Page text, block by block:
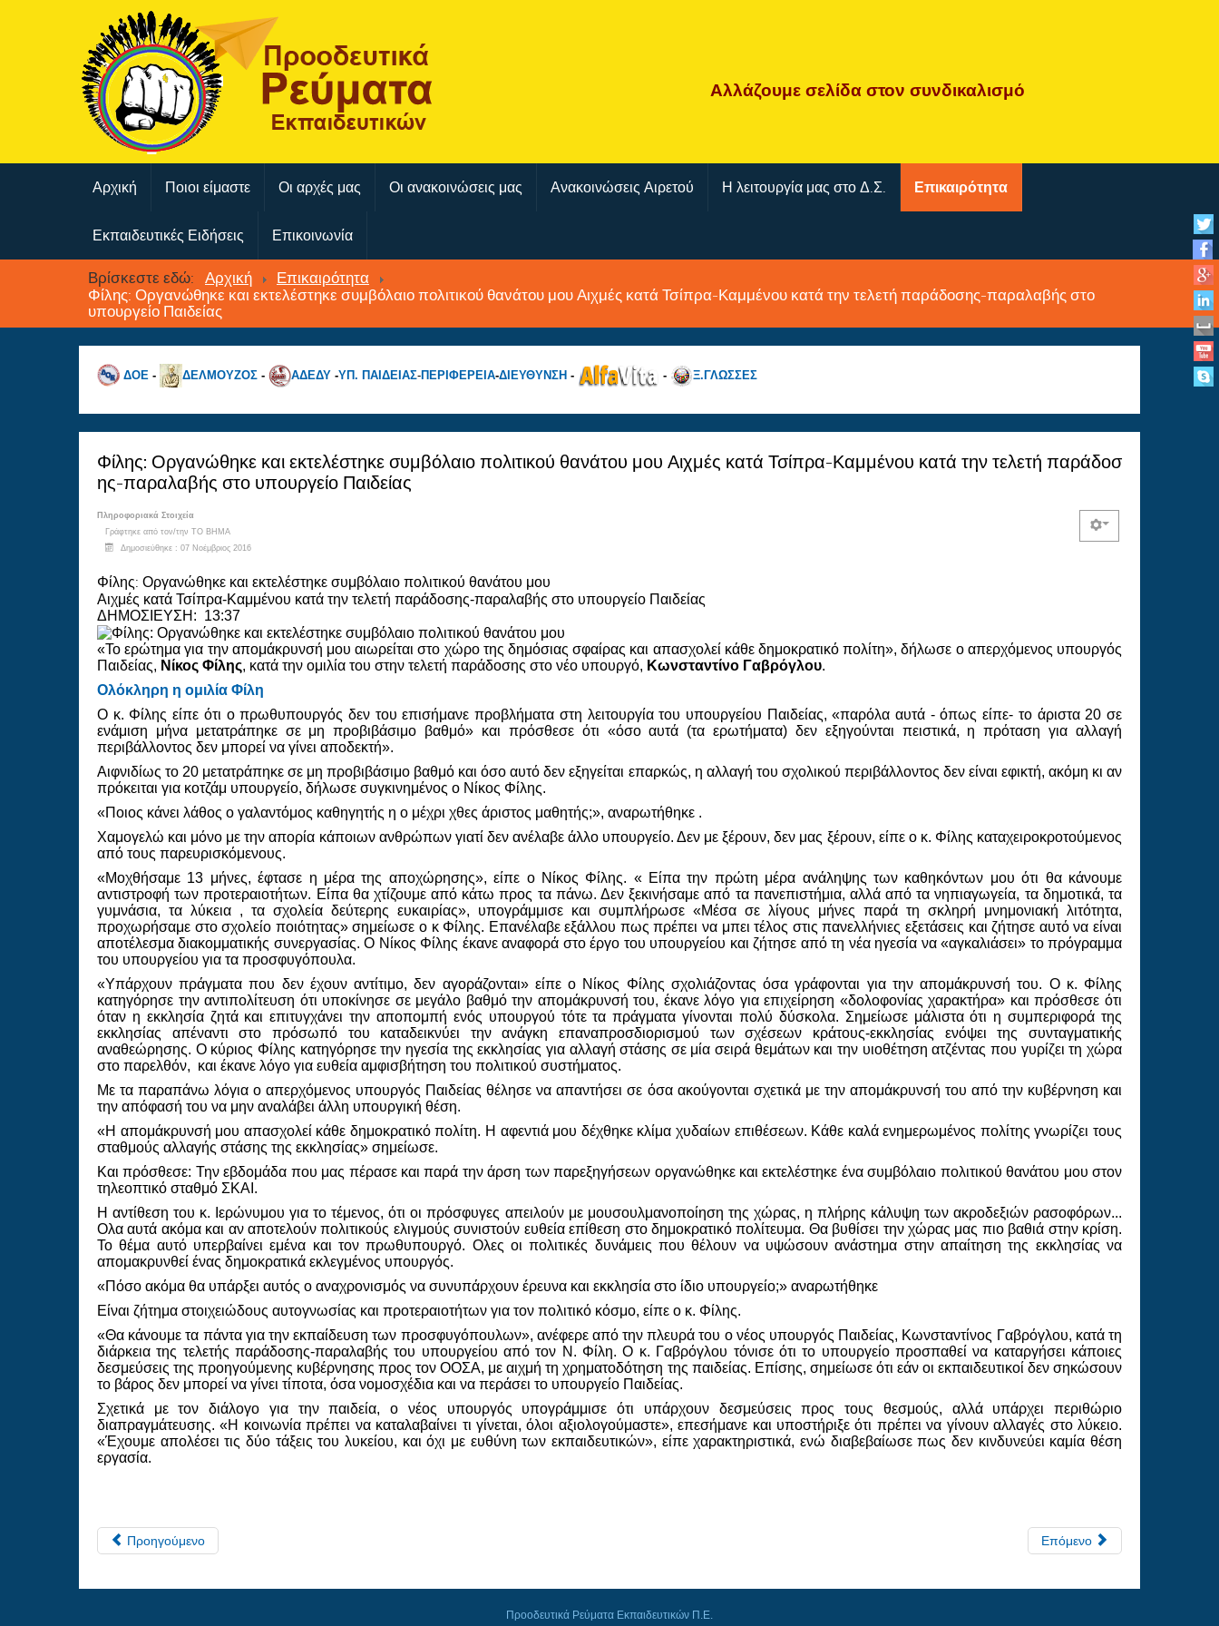
Αλλάζουμεσελίδαστον συνδικαλισμό
Αρχική Ποιοι είμαστε Οι αρχές μας Οι ανακοινώσεις μας Ανακοινώσεις Αιρετού Η λειτουργία μας στο Δ.Σ. Επικαιρότητα
Εκπαιδευτικές Ειδήσεις Επικοινωνία
Βρίσκεστε εδώ: Αρχική
Επικαιρότητα
Φίλης: Οργανώθηκε και εκτελέστηκε συμβόλαιο πολιτικού θανάτου μου Αιχμές κατά Τσίπρα-Καμμένου κατά την τελετή παράδοσης-παραλαβής στο
υπουργείο Παιδείας
ΔΟΕ - ΔΕΛΜΟΥΖΟΣ - ΑΔΕΔΥ -ΥΠ. ΠΑΙΔΕΙΑΣ-ΠΕΡΙΦΕΡΕΙΑ-ΔΙΕΥΘΥΝΣΗ - - Ξ.ΓΛΩΣΣΕΣ
Φίλης: Οργανώθηκε και εκτελέστηκε συμβόλαιο πολιτικού θανάτου μου Αιχμές κατά Τσίπρα-Καμμένου κατά την τελετή παράδοσ
ης-παραλαβής στο υπουργείο Παιδείας
Πληροφοριακά Στοιχεία
Γράφτηκε από τον/την ΤΟ ΒΗΜΑ
Δημοσιεύθηκε : 07 Νοέμβριος 2016
Φίλης: Οργανώθηκε και εκτελέστηκε συμβόλαιο πολιτικού θανάτου μου
Αιχμές κατά Τσίπρα-Καμμένου κατά την τελετή παράδοσης-παραλαβής στο υπουργείο Παιδείας
ΔΗΜΟΣΙΕΥΣΗ: 13:37
«Το ερώτημα για την απομάκρυνσή μου αιωρείται στο χώρο της δημόσιας σφαίρας και απασχολεί κάθε δημοκρατικό πολίτη», δήλωσε ο απερχόμενος υπουργός
Παιδείας, Νίκος Φίλης, κατά την ομιλία του στην τελετή παράδοσης στο νέο υπουργό, Κωνσταντίνο Γαβρόγλου.
Ολόκληρη η ομιλία Φίλη
Ο κ. Φίλης είπε ότι ο πρωθυπουργός δεν του επισήμανε προβλήματα στη λειτουργία του υπουργείου Παιδείας, «παρόλα αυτά - όπως είπε- το άριστα 20 σε
ενάμιση μήνα μετατράπηκε σε μη προβιβάσιμο βαθμό» και πρόσθεσε ότι «όσο αυτά (τα ερωτήματα) δεν εξηγούνται πειστικά, η πρόταση για αλλαγή
περιβάλλοντος δεν μπορεί να γίνει αποδεκτή».
Αιφνιδίως το 20 μετατράπηκε σε μη προβιβάσιμο βαθμό και όσο αυτό δεν εξηγείται επαρκώς, η αλλαγή του σχολικού περιβάλλοντος δεν είναι εφικτή, ακόμη κι αν
πρόκειται για κοτζάμ υπουργείο, δήλωσε συγκινημένος ο Νίκος Φίλης.
«Ποιος κάνει λάθος ο γαλαντόμος καθηγητής η ο μέχρι χθες άριστος μαθητής;», αναρωτήθηκε .
Χαμογελώ και μόνο με την απορία κάποιων ανθρώπων γιατί δεν ανέλαβε άλλο υπουργείο. Δεν με ξέρουν, δεν μας ξέρουν, είπε ο κ. Φίλης καταχειροκροτούμενος
από τους παρευρισκόμενους.
«Μοχθήσαμε 13 μήνες, έφτασε η μέρα της αποχώρησης», είπε ο Νίκος Φίλης. « Είπα την πρώτη μέρα ανάληψης των καθηκόντων μου ότι θα κάνουμε
αντιστροφή των προτεραιοτήτων. Είπα θα χτίζουμε από κάτω προς τα πάνω. Δεν ξεκινήσαμε από τα πανεπιστήμια, αλλά από τα νηπιαγωγεία, τα δημοτικά, τα
γυμνάσια, τα λύκεια , τα σχολεία δεύτερης ευκαιρίας», υπογράμμισε και συμπλήρωσε «Μέσα σε λίγους μήνες παρά τη σκληρή μνημονιακή λιτότητα,
προχωρήσαμε στο σχολείο ποιότητας» σημείωσε ο κ Φίλης. Επανέλαβε εξάλλου πως πρέπει να μπει τέλος στις πανελλήνιες εξετάσεις και ζήτησε αυτό να είναι
αποτέλεσμα διακομματικής συνεργασίας. Ο Νίκος Φίλης έκανε αναφορά στο έργο του υπουργείου και ζήτησε από τη νέα ηγεσία να «αγκαλιάσει» το πρόγραμμα
του υπουργείου για τα προσφυγόπουλα.
«Υπάρχουν πράγματα που δεν έχουν αντίτιμο, δεν αγοράζονται» είπε ο Νίκος Φίλης σχολιάζοντας όσα γράφονται για την απομάκρυνσή του. Ο κ. Φίλης
κατηγόρησε την αντιπολίτευση ότι υποκίνησε σε μεγάλο βαθμό την απομάκρυνσή του, έκανε λόγο για επιχείρηση «δολοφονίας χαρακτήρα» και πρόσθεσε ότι
όταν η εκκλησία ζητά και επιτυγχάνει την αποπομπή ενός υπουργού τότε τα πράγματα γίνονται πολύ δύσκολα. Σημείωσε μάλιστα ότι η συμπεριφορά της
εκκλησίας απέναντι στο πρόσωπό του καταδεικνύει την ανάγκη επαναπροσδιορισμού των σχέσεων κράτους-εκκλησίας ενόψει της συνταγματικής
αναθεώρησης. Ο κύριος Φίλης κατηγόρησε την ηγεσία της εκκλησίας για αλλαγή στάσης σε μία σειρά θεμάτων και την υιοθέτηση ατζέντας που γυρίζει τη χώρα
στο παρελθόν, και έκανε λόγο για ευθεία αμφισβήτηση του πολιτικού συστήματος.
Με τα παραπάνω λόγια ο απερχόμενος υπουργός Παιδείας θέλησε να απαντήσει σε όσα ακούγονται σχετικά με την απομάκρυνσή του από την κυβέρνηση και
την απόφασή του να μην αναλάβει άλλη υπουργική θέση.
«Η απομάκρυνσή μου απασχολεί κάθε δημοκρατικό πολίτη. Η αφεντιά μου δέχθηκε κλίμα χυδαίων επιθέσεων. Κάθε καλά ενημερωμένος πολίτης γνωρίζει τους
σταθμούς αλλαγής στάσης της εκκλησίας» σημείωσε.
Και πρόσθεσε: Την εβδομάδα που μας πέρασε και παρά την άρση των παρεξηγήσεων οργανώθηκε και εκτελέστηκε ένα συμβόλαιο πολιτικού θανάτου μου στον
τηλεοπτικό σταθμό ΣΚΑΙ.
Η αντίθεση του κ. Ιερώνυμου για το τέμενος, ότι οι πρόσφυγες απειλούν με μουσουλμανοποίηση της χώρας, η πλήρης κάλυψη των ακροδεξιών ρασοφόρων...
Ολα αυτά ακόμα και αν αποτελούν πολιτικούς ελιγμούς συνιστούν ευθεία επίθεση στο δημοκρατικό πολίτευμα. Θα βυθίσει την χώρας μας πιο βαθιά στην κρίση.
Το θέμα αυτό υπερβαίνει εμένα και τον πρωθυπουργό. Ολες οι πολιτικές δυνάμεις που θέλουν να υψώσουν ανάστημα στην απαίτηση της εκκλησίας να
απομακρυνθεί ένας δημοκρατικά εκλεγμένος υπουργός.
«Πόσο ακόμα θα υπάρξει αυτός ο αναχρονισμός να συνυπάρχουν έρευνα και εκκλησία στο ίδιο υπουργείο;» αναρωτήθηκε
Είναι ζήτημα στοιχειώδους αυτογνωσίας και προτεραιοτήτων για τον πολιτικό κόσμο, είπε ο κ. Φίλης.
«Θα κάνουμε τα πάντα για την εκπαίδευση των προσφυγόπουλων», ανέφερε από την πλευρά του ο νέος υπουργός Παιδείας, Κωνσταντίνος Γαβρόγλου, κατά τη
διάρκεια της τελετής παράδοσης-παραλαβής του υπουργείου από τον Ν. Φίλη. Ο κ. Γαβρόγλου τόνισε ότι το υπουργείο προσπαθεί να καταργήσει κάποιες
δεσμεύσεις της προηγούμενης κυβέρνησης προς τον ΟΟΣΑ, με αιχμή τη χρηματοδότηση της παιδείας. Επίσης, σημείωσε ότι εάν οι εκπαιδευτικοί δεν σηκώσουν
το βάρος δεν μπορεί να γίνει τίποτα, όσα νομοσχέδια και να περάσει το υπουργείο Παιδείας.
Σχετικά με τον διάλογο για την παιδεία, ο νέος υπουργός υπογράμμισε ότι υπάρχουν δεσμεύσεις προς τους θεσμούς, αλλά υπάρχει περιθώριο
διαπραγμάτευσης. «Η κοινωνία πρέπει να καταλαβαίνει τι γίνεται, όλοι αξιολογούμαστε», επεσήμανε και υποστήριξε ότι πρέπει να γίνουν αλλαγές στο λύκειο.
«Έχουμε απολέσει τις δύο τάξεις του λυκείου, και όχι με ευθύνη των εκπαιδευτικών», είπε χαρακτηριστικά, ενώ διαβεβαίωσε πως δεν κινδυνεύει καμία θέση
εργασία.
Προηγούμενο Επόμενο
Προοδευτικά Ρεύματα Εκπαιδευτικών Π.Ε.